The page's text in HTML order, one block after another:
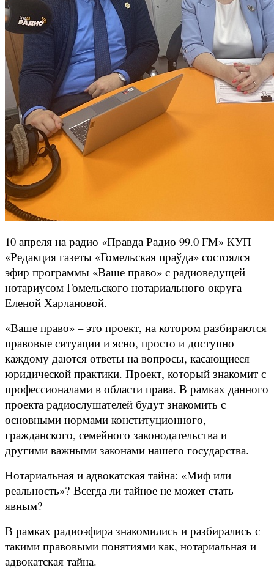
10 апреля на радио «Правда Радио 99.0 FM» КУП
«Редакция газеты «Гомельская праўда» состоялся
эфир программы «Ваше право» с радиоведущей
нотариусом Гомельского нотариального округа
Еленой Харлановой.
«Ваше право» – это проект, на котором разбираются
правовые ситуации и ясно, просто и доступно
каждому даются ответы на вопросы, касающиеся
юридической практики. Проект, который знакомит с
профессионалами в области права. В рамках данного
проекта радиослушателей будут знакомить с
основными нормами конституционного,
гражданского, семейного законодательства и
другими важными законами нашего государства.
Нотариальная и адвокатская тайна: «Миф или
реальность»? Всегда ли тайное не может стать
явным?
В рамках радиоэфира знакомились и разбирались с
такими правовыми понятиями как, нотариальная и
адвокатская тайна.